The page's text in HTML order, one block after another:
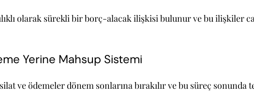
olarak sürekli bir borç-alacak ilişkisi bulunur ve bu ilişkiler
Yerine Mahsup Sistemi
ve ödemeler dönem sonlarına bırakılır ve bu süreç